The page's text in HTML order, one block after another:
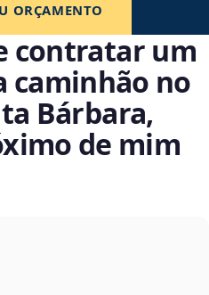
ORÇAMENTO
contratar um
caminhão no
Bárbara,
de mim